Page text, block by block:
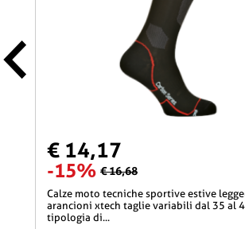
€ 14,17
-15% € 16,68
calze moto tecniche sportive estive leggere grigie e
arancioni xtech taglie variabili dal 35 al
tipologia di...